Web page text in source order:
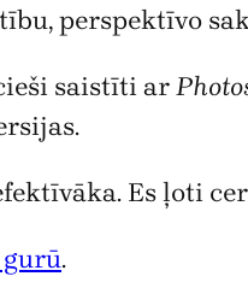
perspektīvo
saistīti ar
Es ļoti
.